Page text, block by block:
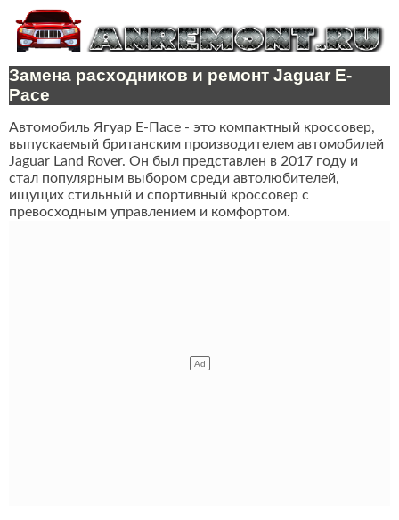
Замена расходников и ремонт Jaguar E-
Pace
Автомобиль Ягуар Е-Пасе - это компактный кроссовер,
выпускаемый британским производителем автомобилей
Jaguar Land Rover. Он был представлен в 2017 году и
стал популярным выбором среди автолюбителей,
ищущих стильный и спортивный кроссовер с
превосходным управлением и комфортом.